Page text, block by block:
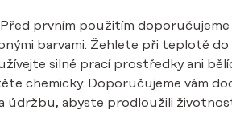
Před prvním použitím
barvami. Žehlete při teplotě do
silné prací prostředky ani
chemicky. Doporučujeme vám
údržbu, abyste prodloužili